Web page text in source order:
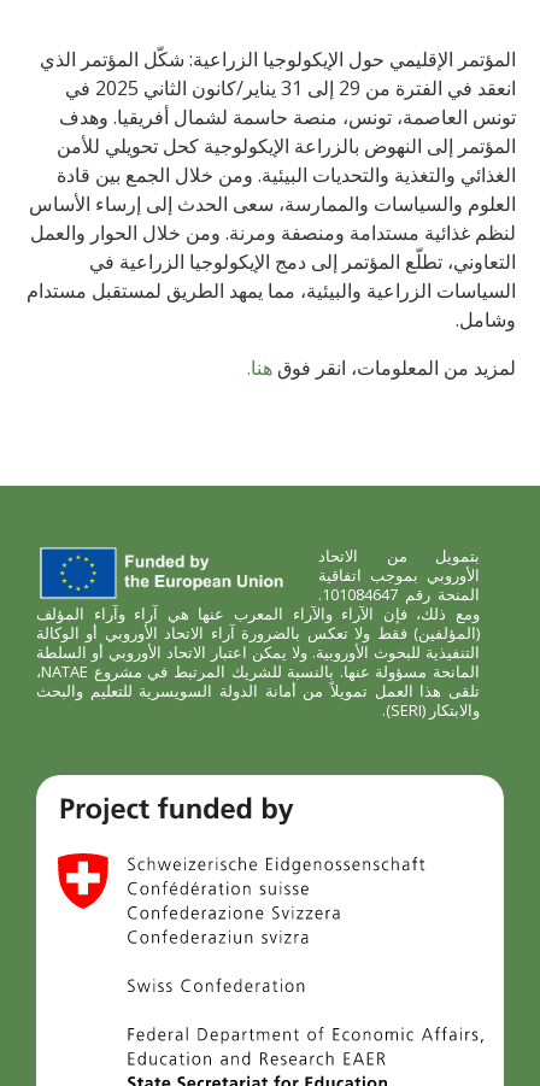
المؤتمر الإقليمي حول الإيكولوجيا الزراعية: شكّل المؤتمر الذي
انعقد في الفترة من 29 إلى 31 يناير/كانون الثاني 2025 في
تونس العاصمة، تونس، منصة حاسمة لشمال أفريقيا. وهدف
المؤتمر إلى النهوض بالزراعة الإيكولوجية كحل تحويلي للأمن
الغذائي والتغذية والتحديات البيئية. ومن خلال الجمع بين قادة
العلوم والسياسات والممارسة، سعى الحدث إلى إرساء الأساس
لنظم غذائية مستدامة ومنصفة ومرنة. ومن خلال الحوار والعمل
التعاوني، تطلّع المؤتمر إلى دمج الإيكولوجيا الزراعية في
السياسات الزراعية والبيئية، مما يمهد الطريق لمستقبل مستدام
وشامل.
لمزيد من المعلومات، انقر فوقهنا.
بتمويل من الاتحاد
الأوروبي بموجب اتفاقية
المنحة رقم 101084647.
ومع ذلك، فإن الآراء والآراء المعرب عنها هي آراء وآراء المؤلف
(المؤلفين) فقط ولا تعكس بالضرورة آراء الاتحاد الأوروبي أو الوكالة
التنفيذية للبحوث الأوروبية. ولا يمكن اعتبار الاتحاد الأوروبي أو السلطة
المانحة مسؤولة عنها. بالنسبة للشريك المرتبط في مشروع NATAE،
تلقى هذا العمل تمويلاً من أمانة الدولة السويسرية للتعليم والبحث
والابتكار (SERI).